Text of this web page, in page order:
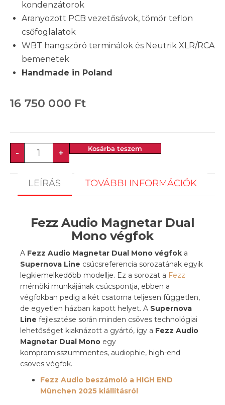
kondenzátorok
Aranyozott PCB vezetősávok, tömör teflon
csőfoglalatok
WBT hangszóró terminálok és Neutrik XLR/RCA
bemenetek
Handmade in Poland
16 750 000 Ft
- + Kosárba teszem
LEÍRÁS TOVÁBBI INFORMÁCIÓK
Fezz Audio Magnetar Dual
Mono végfok
A Fezz Audio Magnetar Dual Mono végfok a
Supernova Line csúcsreferencia sorozatának egyik
legkiemelkedőbb modellje. Ez a sorozat a Fezz
mérnöki munkájának csúcspontja, ebben a
végfokban pedig a két csatorna teljesen független,
de egyetlen házban kapott helyet. A Supernova
Line fejlesztése során minden csöves technológiai
lehetőséget kiaknázott a gyártó, így a Fezz Audio
Magnetar Dual Mono egy
kompromisszummentes, audiophie, high-end
csöves végfok.
Fezz Audio beszámoló a HIGH END
München 2025 kiállításról